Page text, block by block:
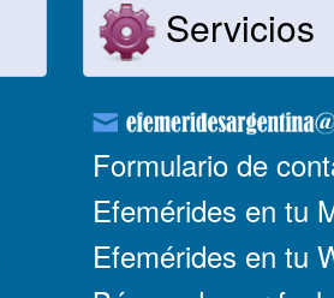
Servicios
Formulario de
Efemérides en tu
Efemérides en tu